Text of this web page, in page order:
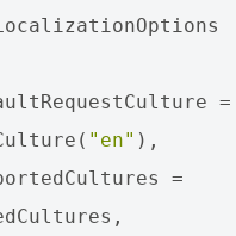
=
( "en" ),
=
,